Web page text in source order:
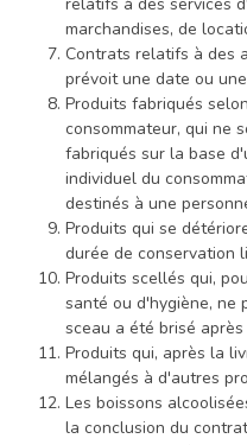
marchandises, de
Contrats relatifs à des
prévoit une date ou
Produits fabriqués
consommateur, qui ne
fabriqués sur la base
individuel du
destinés à une
Produits qui se
durée de conservation
Produits scellés qui,
santé ou d'hygiène, ne
sceau a été brisé
Produits qui, après la
mélangés à d'autres
Les boissons
la conclusion du